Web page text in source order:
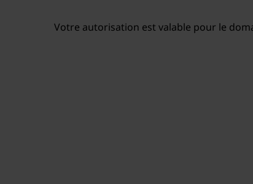
Votre autorisation est valable pour le